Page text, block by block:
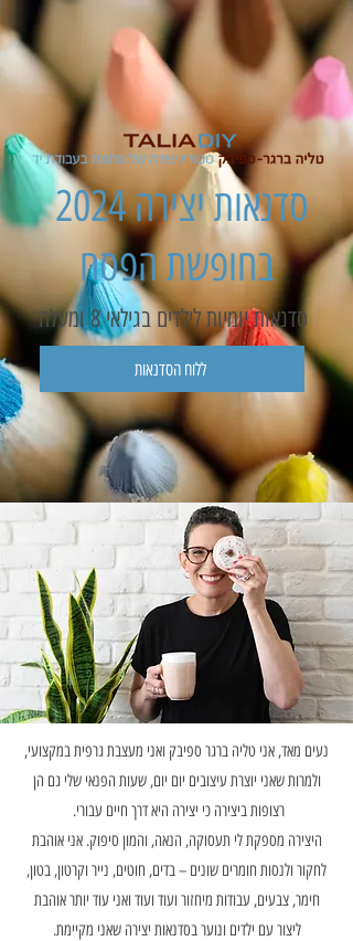
2024 סדנאות יצירה
בחופשת הפסח
סדנאות יומיות לילדים בגילאי 8 ומעלה
ללוח הסדנאות
נעים מאד, אני טליה ברגר ספיבק ואני מעצבת גרפית במקצועי,
ולמרות שאני יוצרת עיצובים יום יום, שעות הפנאי שלי גם הן
רצופות ביצירה כי יצירה היא דרך חיים עבורי.
היצירה מספקת לי תעסוקה, הנאה, והמון סיפוק. אני אוהבת
לחקור ולנסות חומרים שונים – בדים, חוטים, נייר וקרטון, בטון,
חימר, צבעים, עבודות מיחזור ועוד ועוד ואני עוד יותר אוהבת
ליצור עם ילדים ונוער בסדנאות יצירה שאני מקיימת.